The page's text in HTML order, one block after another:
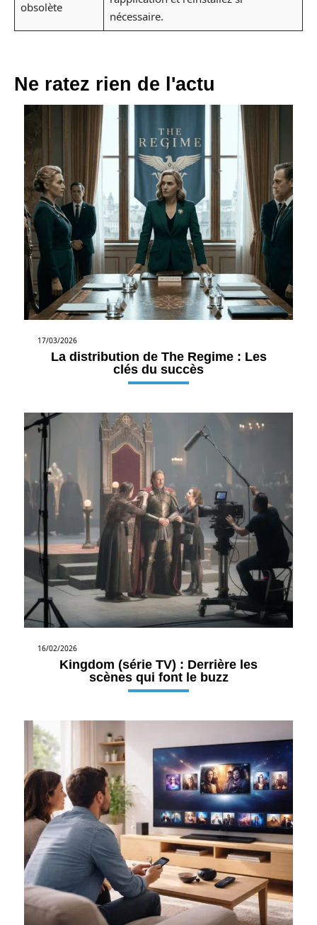
obsolète
nécessaire.
Ne ratez rien de l'actu
17/03/2026
La distribution de The Regime : Les
clés du succès
16/02/2026
Kingdom (série TV) : Derrière les
scènes qui font le buzz